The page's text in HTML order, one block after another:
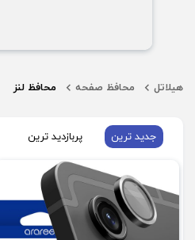
هیلاتل محافظ صفحه محافظ لنز
جدید ترین پربازدید ترین
محافظ لنز Tab s9+/S9 ultra